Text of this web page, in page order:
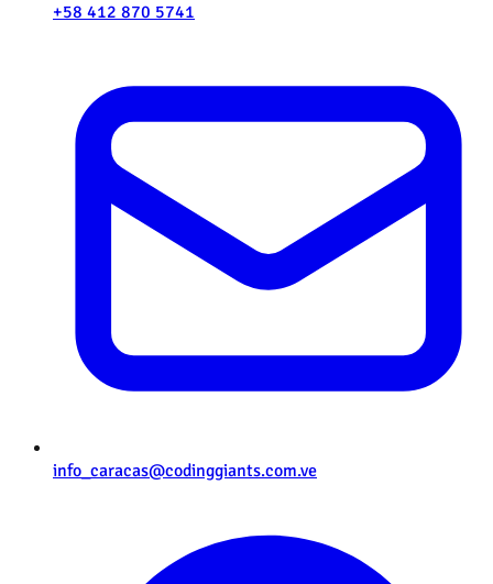
+58 412 870 5741
info_caracas@codinggiants.com.ve